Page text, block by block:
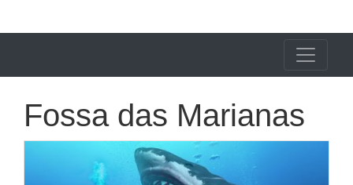
Fossa das Marianas